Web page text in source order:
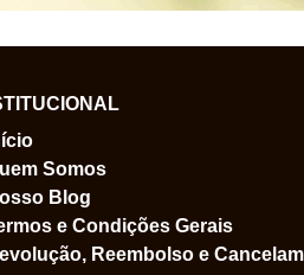
Somos
Blog
e Condições Gerais
Reembolso e